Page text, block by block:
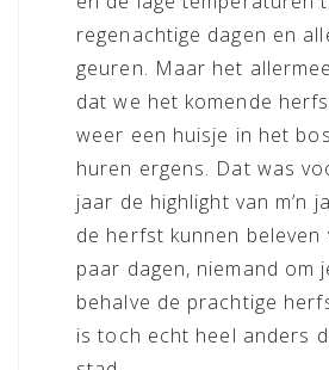
regenachtige dagen en
geuren. Maar het
dat we het komende
weer een huisje in het
huren ergens. Dat was
jaar de highlight van m’n
de herfst kunnen beleven
paar dagen, niemand om
behalve de prachtige
is toch echt heel anders